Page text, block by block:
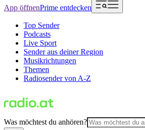
App öffnenPrime entdecken
Top Sender
Podcasts
Live Sport
Sender aus deiner Region
Musikrichtungen
Themen
Radiosender von A-Z
Was möchtest du anhören?